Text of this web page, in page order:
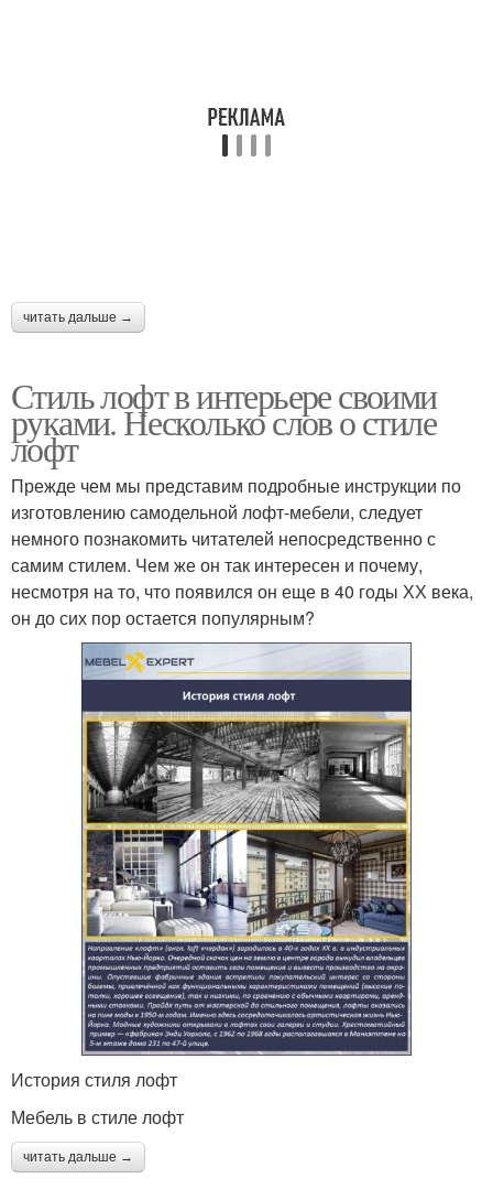
читать дальше →
Стиль лофт в интерьере своими
руками. Несколько слов о стиле
лофт
Прежде чем мы представим подробные инструкции по
изготовлению самодельной лофт-мебели, следует
немного познакомить читателей непосредственно с
самим стилем. Чем же он так интересен и почему,
несмотря на то, что появился он еще в 40 годы ХХ века,
он до сих пор остается популярным?
История стиля лофт
Мебель в стиле лофт
читать дальше →